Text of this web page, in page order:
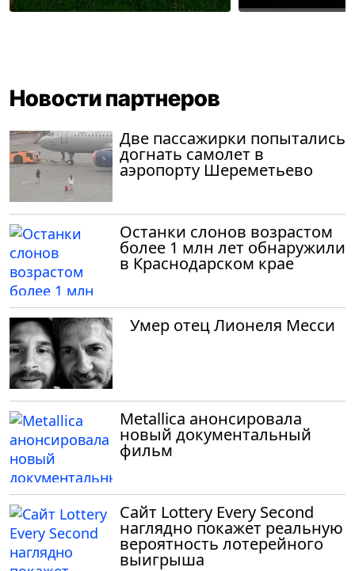
Новости партнеров
Две пассажирки попытались
догнать самолет в
аэропорту Шереметьево
Останки слонов возрастом
более 1 млн лет обнаружили
в Краснодарском крае
Умер отец Лионеля Месси
Metallica анонсировала
новый документальный
фильм
Сайт Lottery Every Second
наглядно покажет реальную
вероятность лотерейного
выигрыша